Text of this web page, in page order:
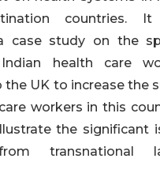
countries. It
case study on the
health care
the UK to increase the
workers in this
the significant
transnational